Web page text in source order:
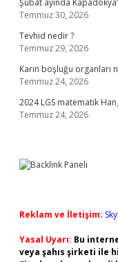
Şubat ayında
Temmuz 30, 2026
Tevhid nedir ?
Temmuz 29, 2026
Karın boşluğu organları
Temmuz 24, 2026
2024 LGS matematik
Temmuz 24, 2026
Reklam ve İletişim:
Yasal Uyarı: Bu
veya şahıs şirketi ile